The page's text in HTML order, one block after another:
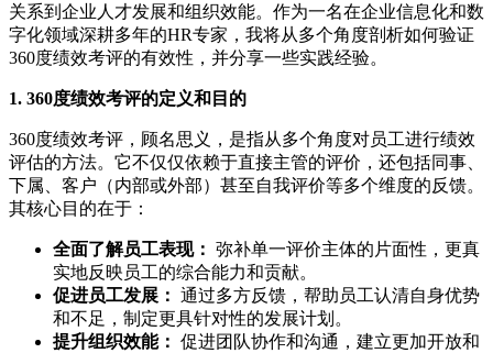
关系到企业人才发展和组织效能。作为一名在企业信息化和数
字化领域深耕多年的HR专家，我将从多个角度剖析如何验证
360度绩效考评的有效性，并分享一些实践经验。
1. 360度绩效考评的定义和目的
360度绩效考评，顾名思义，是指从多个角度对员工进行绩效
评估的方法。它不仅仅依赖于直接主管的评价，还包括同事、
下属、客户（内部或外部）甚至自我评价等多个维度的反馈。
其核心目的在于：
全面了解员工表现： 弥补单一评价主体的片面性，更真
实地反映员工的综合能力和贡献。
促进员工发展： 通过多方反馈，帮助员工认清自身优势
和不足，制定更具针对性的发展计划。
提升组织效能： 促进团队协作和沟通，建立更加开放和